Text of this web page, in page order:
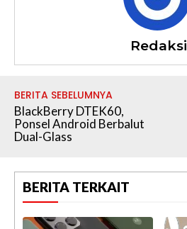
Redaksi
BERITA SEBELUMNYA
BlackBerry DTEK60,
Ponsel Android Berbalut
Dual-Glass
BERITA TERKAIT